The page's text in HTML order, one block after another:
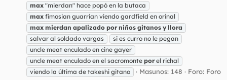
max "mierdan" hace popó en la butaca
max fimosian guarrian viendo gardfield en orinal
max mierdan apalizado por niños gitanos y llora
salvar al soldado vargas
si es curro no le pegan
uncle meat enculado en cine gayer
uncle meat enculado en el sacromonte por el richal
viendo la última de takeshi gitano
Masunos: 148 Foro: Foro